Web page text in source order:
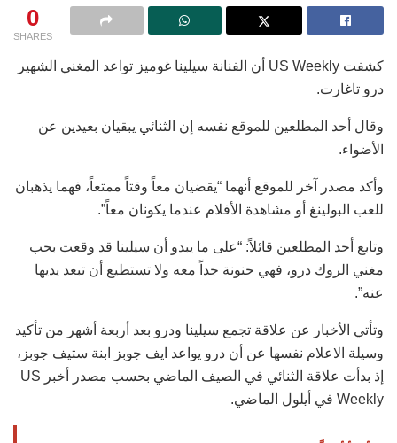
0
SHARES
كشفت US Weekly أن الفنانة سيلينا غوميز تواعد المغني الشهير
درو تاغارت.
وقال أحد المطلعين للموقع نفسه إن الثنائي يبقيان بعيدين عن
الأضواء.
وأكد مصدر آخر للموقع أنهما “يقضيان معاً وقتاً ممتعاً، فهما يذهبان
للعب البولينغ أو مشاهدة الأفلام عندما يكونان معاً”.
وتابع أحد المطلعين قائلاً: “على ما يبدو أن سيلينا قد وقعت بحب
مغني الروك درو، فهي حنونة جداً معه ولا تستطيع أن تبعد يديها
عنه”.
وتأتي الأخبار عن علاقة تجمع سيلينا ودرو بعد أربعة أشهر من تأكيد
وسيلة الاعلام نفسها عن أن درو يواعد ايف جوبز ابنة ستيف جوبز،
إذ بدأت علاقة الثنائي في الصيف الماضي بحسب مصدر أخبر US
Weekly في أيلول الماضي.